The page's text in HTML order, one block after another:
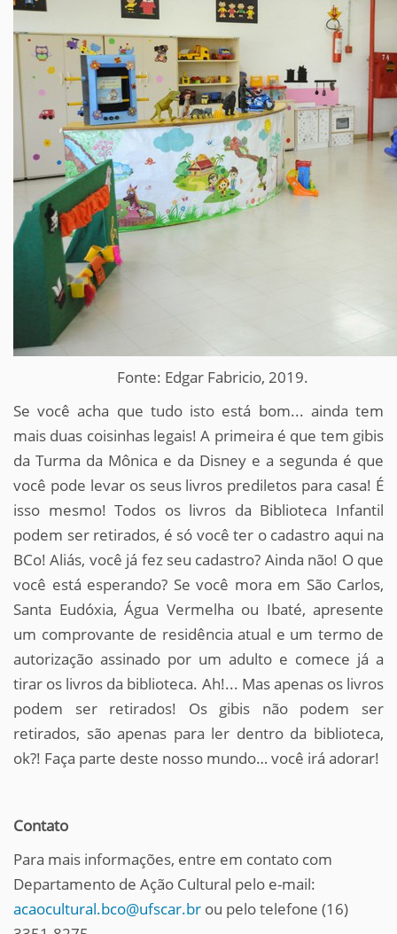
Fonte: Edgar Fabricio, 2019.
Se você acha que tudo isto está bom... ainda tem
mais duas coisinhas legais! A primeira é que tem gibis
da Turma da Mônica e da Disney e a segunda é que
você pode levar os seus livros prediletos para casa! É
isso mesmo! Todos os livros da Biblioteca Infantil
podem ser retirados, é só você ter o cadastro aqui na
BCo! Aliás, você já fez seu cadastro? Ainda não! O que
você está esperando? Se você mora em São Carlos,
Santa Eudóxia, Água Vermelha ou Ibaté, apresente
um comprovante de residência atual e um termo de
autorização assinado por um adulto e comece já a
tirar os livros da biblioteca. Ah!... Mas apenas os livros
podem ser retirados! Os gibis não podem ser
retirados, são apenas para ler dentro da biblioteca,
ok?! Faça parte deste nosso mundo… você irá adorar!
Contato
Para mais informações, entre em contato com
Departamento de Ação Cultural pelo e-mail:
acaocultural.bco@ufscar.br ou pelo telefone (16)